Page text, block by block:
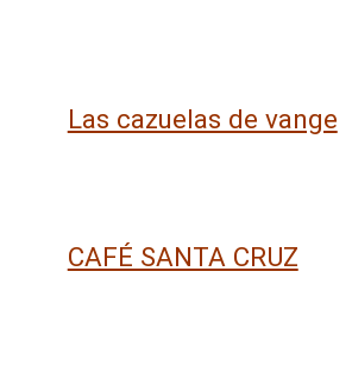
Las cazuelas de vange
CAFÉ SANTA CRUZ